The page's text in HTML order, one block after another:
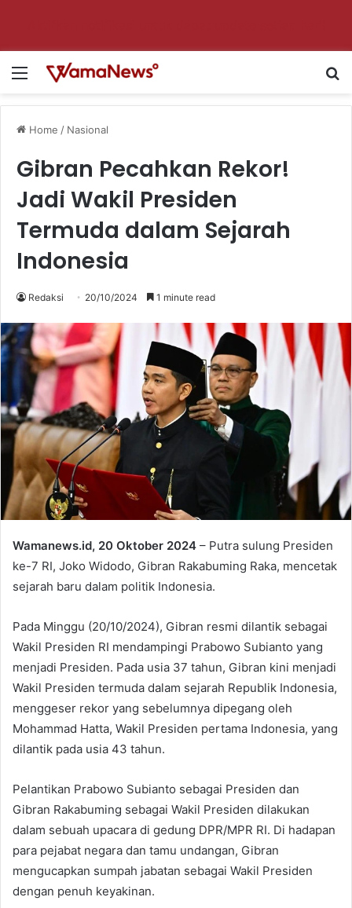
Menu
Home / Nasional
Gibran Pecahkan Rekor!
Jadi Wakil Presiden
Termuda dalam Sejarah
Indonesia
Redaksi 20/10/2024 1 minute read
Wamanews.id, 20 Oktober 2024 – Putra sulung Presiden
ke-7 RI, Joko Widodo, Gibran Rakabuming Raka, mencetak
sejarah baru dalam politik Indonesia.
Pada Minggu (20/10/2024), Gibran resmi dilantik sebagai
Wakil Presiden RI mendampingi Prabowo Subianto yang
menjadi Presiden. Pada usia 37 tahun, Gibran kini menjadi
Wakil Presiden termuda dalam sejarah Republik Indonesia,
menggeser rekor yang sebelumnya dipegang oleh
Mohammad Hatta, Wakil Presiden pertama Indonesia, yang
dilantik pada usia 43 tahun.
Pelantikan Prabowo Subianto sebagai Presiden dan
Gibran Rakabuming sebagai Wakil Presiden dilakukan
dalam sebuah upacara di gedung DPR/MPR RI. Di hadapan
para pejabat negara dan tamu undangan, Gibran
mengucapkan sumpah jabatan sebagai Wakil Presiden
dengan penuh keyakinan.